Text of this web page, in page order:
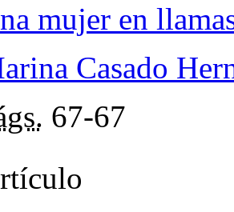
mujer en
Casado
67-67